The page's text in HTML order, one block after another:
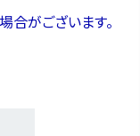
合がございます。